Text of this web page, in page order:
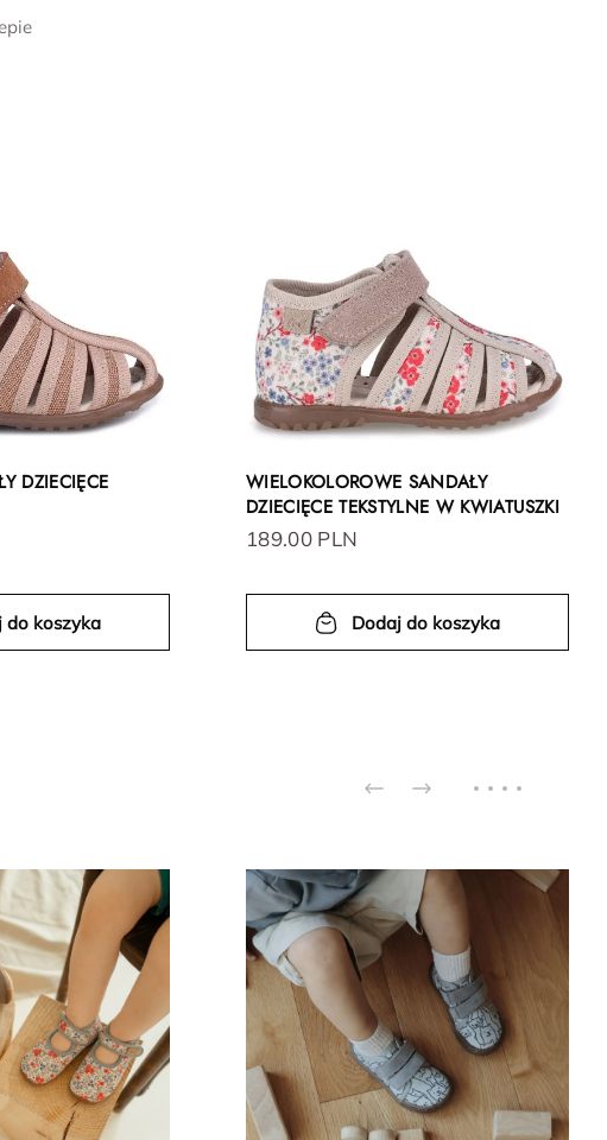
DZIECIĘCE
do koszyka
WIELOKOLOROWE SANDAŁY
DZIECIĘCE TEKSTYLNE W KWIATUSZKI
189.00 PLN
Dodaj do koszyka